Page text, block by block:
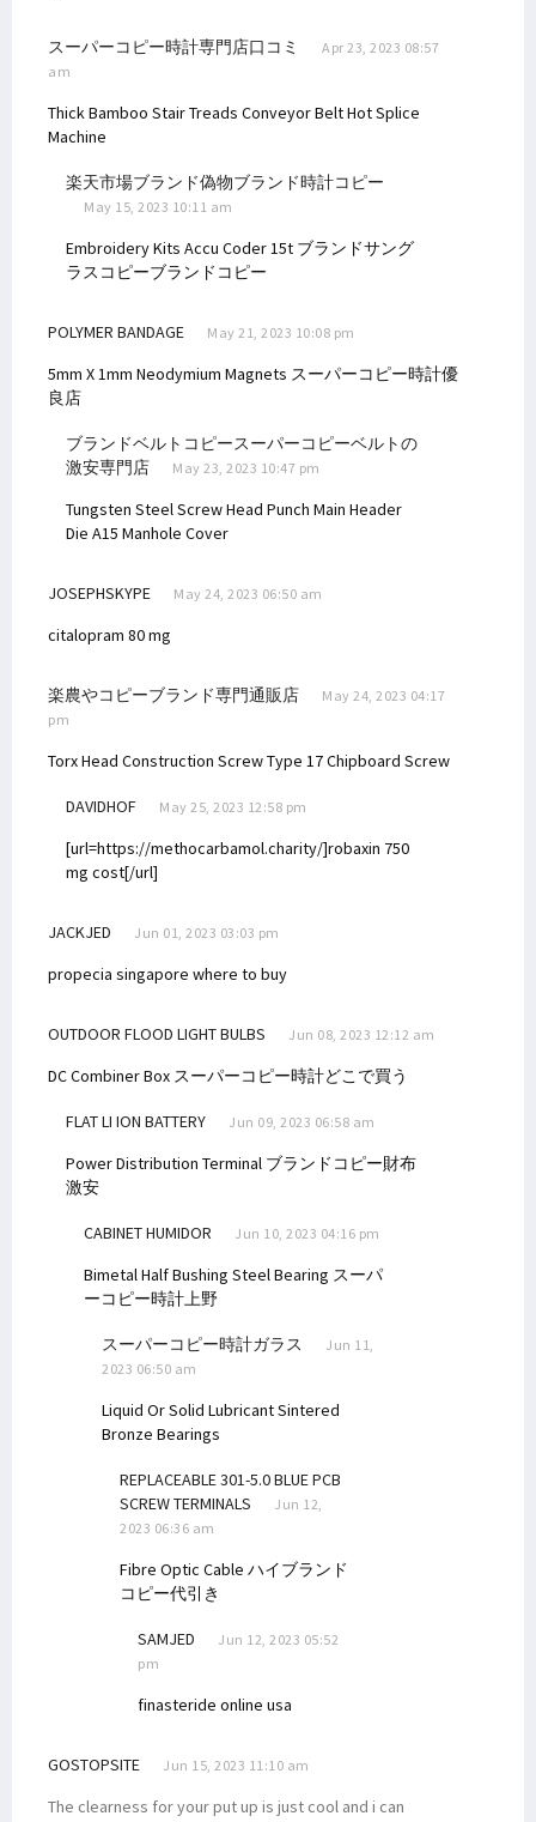
スーパーコピー時計専門店口コミ
Apr 23, 2023 08:57
am
Thick Bamboo Stair Treads Conveyor Belt Hot Splice
Machine
楽天市場ブランド偽物ブランド時計コピー
May 15, 2023 10:11 am
Embroidery Kits Accu Coder 15t ブランドサング
ラスコピーブランドコピー
POLYMER BANDAGE May 21, 2023 10:08 pm
5mm X 1mm Neodymium Magnets スーパーコピー時計優
良店
ブランドベルトコピースーパーコピーベルトの
激安専門店
May 23, 2023 10:47 pm
Tungsten Steel Screw Head Punch Main Header
Die A15 Manhole Cover
JOSEPHSKYPE May 24, 2023 06:50 am
citalopram 80 mg
楽農やコピーブランド専門通販店
May 24, 2023 04:17
pm
Torx Head Construction Screw Type 17 Chipboard Screw
DAVIDHOF May 25, 2023 12:58 pm
[url=https://methocarbamol.charity/]robaxin 750
mg cost[/url]
JACKJED Jun 01, 2023 03:03 pm
propecia singapore where to buy
OUTDOOR FLOOD LIGHT BULBS Jun 08, 2023 12:12 am
DC Combiner Box スーパーコピー時計どこで買う
FLAT LI ION BATTERY Jun 09, 2023 06:58 am
Power Distribution Terminal ブランドコピー財布
激安
CABINET HUMIDOR Jun 10, 2023 04:16 pm
Bimetal Half Bushing Steel Bearing スーパ
ーコピー時計上野
スーパーコピー時計ガラス
Jun 11,
2023 06:50 am
Liquid Or Solid Lubricant Sintered
Bronze Bearings
REPLACEABLE 301-5.0 BLUE PCB
SCREW TERMINALS
Jun 12,
2023 06:36 am
Fibre Optic Cable ハイブランド
コピー代引き
SAMJED
Jun 12, 2023 05:52
pm
finasteride online usa
GOSTOPSITE Jun 15, 2023 11:10 am
The clearness for your put up is just cool and i can